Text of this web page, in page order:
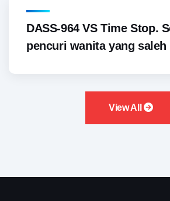
DASS-964 VS Time Stop.
pencuri wanita yang saleh
View All